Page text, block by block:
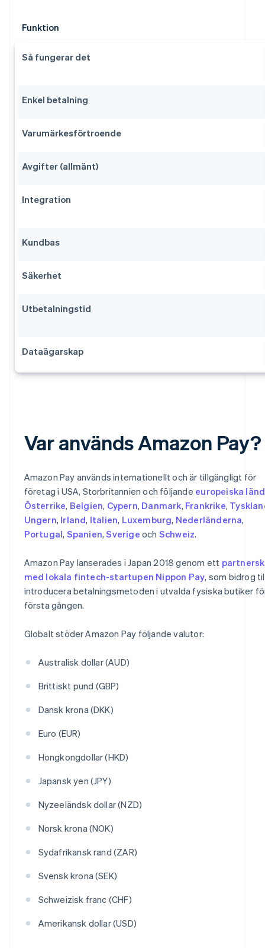
Funktion
Så fungerar det
Enkel betalning
Varumärkesförtroende
Avgifter (allmänt)
Integration
Kundbas
Säkerhet
Utbetalningstid
Dataägarskap
Var används Amazon Pay?
Amazon Pay används internationellt och är tillgängligt för
företag i USA, Storbritannien och följande europeiska
Österrike, Belgien, Cypern, Danmark, Frankrike,
Ungern, Irland, Italien, Luxemburg, Nederländerna,
Portugal, Spanien,Sverige och Schweiz.
Amazon Pay lanserades i Japan 2018 genom ett
med lokala fintech-startupen Nippon Pay, som bidrog
introducera betalningsmetoden i utvalda fysiska butiker
första gången.
Globalt stöder Amazon Pay följande valutor:
Australisk dollar (AUD)
Brittiskt pund (GBP)
Dansk krona (DKK)
Euro (EUR)
Hongkongdollar (HKD)
Japansk yen (JPY)
Nyzeeländsk dollar (NZD)
Norsk krona (NOK)
Sydafrikansk rand (ZAR)
Svensk krona (SEK)
Schweizisk franc (CHF)
Amerikansk dollar (USD)